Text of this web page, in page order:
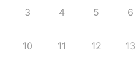
3 4 5 6
10 11 12 13